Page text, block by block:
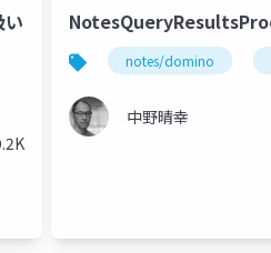
notes/domino
中野晴幸